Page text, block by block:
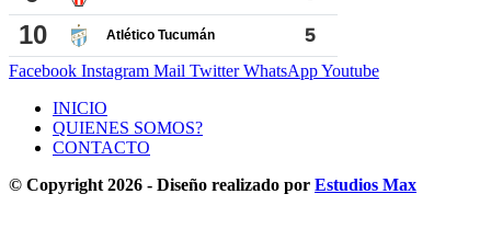
Facebook Instagram Mail Twitter WhatsAppYoutube
INICIO
QUIENES SOMOS?
CONTACTO
© Copyright 2026 - Diseño realizado por Estudios Max